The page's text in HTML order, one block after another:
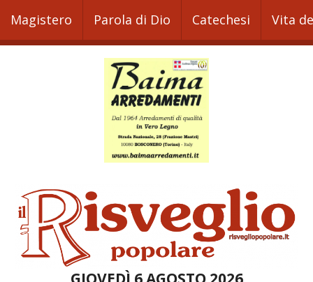
Magistero Parola di Dio Catechesi Vita